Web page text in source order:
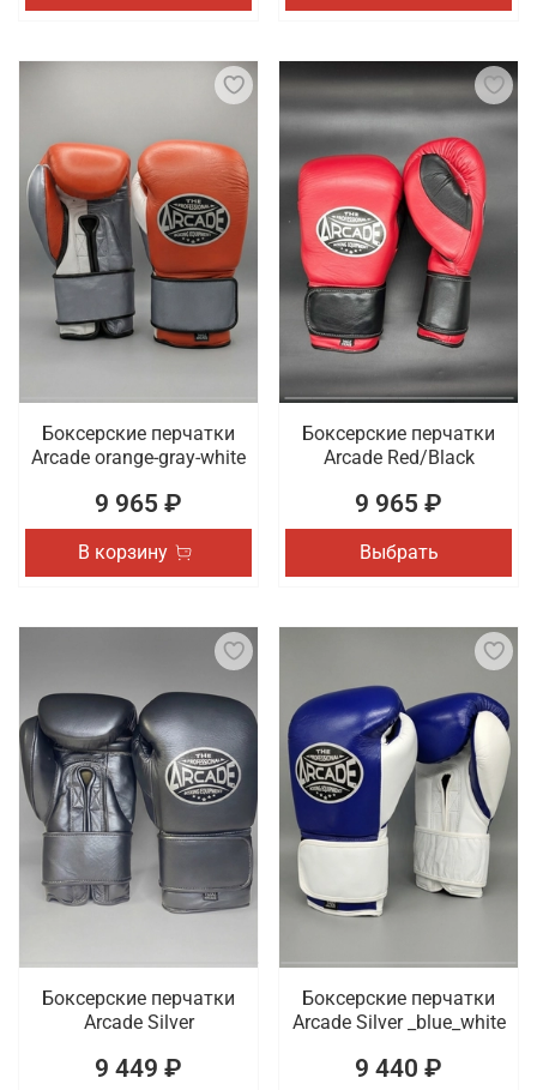
Боксерские перчатки
Arcade orange-gray-white
9 965 ₽
В корзину
Боксерские перчатки
Arcade Red/Black
9 965 ₽
Выбрать
Боксерские перчатки
Arcade Silver
9 449 ₽
Боксерские перчатки
Arcade Silver _blue_white
9 440 ₽